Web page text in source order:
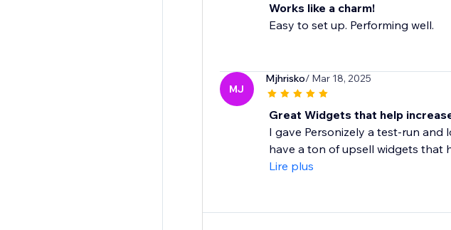
Works like a charm!
Easy to set up. Performing well.
MJ
Mjhrisko/ Mar 18, 2025
Great Widgets that help
I gave Personizely a test-run
have a ton of upsell widgets that
Lire plus